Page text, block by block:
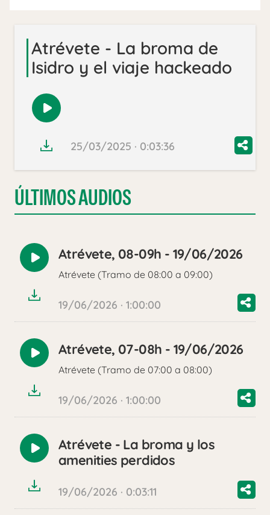
Atrévete - La broma de
Isidro y el viaje hackeado
Reproducir
audio
25/03/2025 · 0:03:36
ÚLTIMOS AUDIOS
Reproducir
audio
Atrévete, 08-09h - 19/06/2026
Atrévete (Tramo de 08:00 a 09:00)
19/06/2026 · 1:00:00
Reproducir
audio
Atrévete, 07-08h - 19/06/2026
Atrévete (Tramo de 07:00 a 08:00)
19/06/2026 · 1:00:00
Reproducir
audio
Atrévete - La broma y los
amenities perdidos
19/06/2026 · 0:03:11